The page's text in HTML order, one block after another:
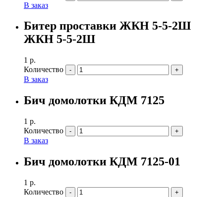
В заказ
Битер проставки ЖКН 5-5-2Ш
ЖКН 5-5-2Ш
1 р.
Количество
В заказ
Бич домолотки КДМ 7125
1 р.
Количество
В заказ
Бич домолотки КДМ 7125-01
1 р.
Количество